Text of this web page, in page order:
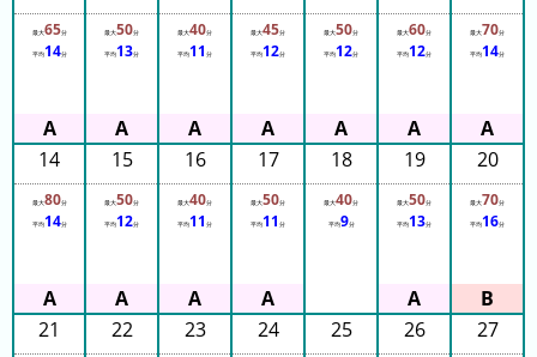
最大65分
平均14分
最大50分
平均13分
最大40分
平均11 分
最大45分
平均12分
最大50分
平均12分
最大60分
平均12分
最大70分
平均14分
14
最大80分
平均14分
15
最大50分
平均12分
16
最大40分
平均11 分
17
最大50分
平均11 分
18
最大40分
平均9分
19
最大50分
平均13分
20
最大70分
平均16分
21 22 23 24 25 26 27